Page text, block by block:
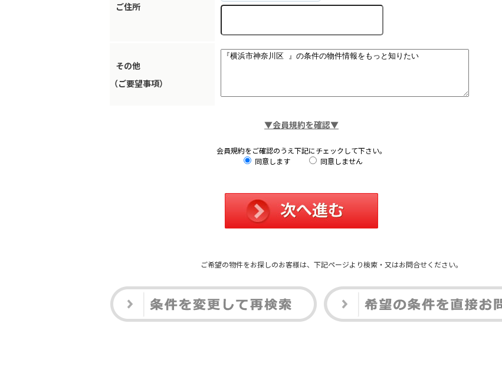
ご住所
その他
（ご要望事項）
▼会員規約を確認▼
会員規約をご確認のうえ下記にチェックして下さい。
同意します
同意しません
ご希望の物件をお探しのお客様は、下記ページより検索・又はお問合せください。